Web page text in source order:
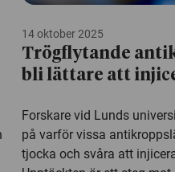
14 oktober 2025
Trögflytande
bli lättare att
Forskare vid Lunds
på varför vissa
tjocka och svåra att